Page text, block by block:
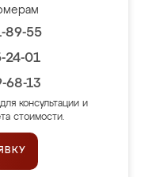
89-55
24-01
68-13
консультации и
стоимости.